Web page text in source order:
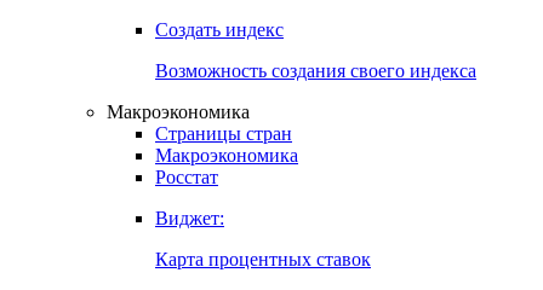
Создать индекс
Возможность создания своего индекса
Макроэкономика
Страницы стран
Макроэкономика
Росстат
Виджет:
Карта процентных ставок